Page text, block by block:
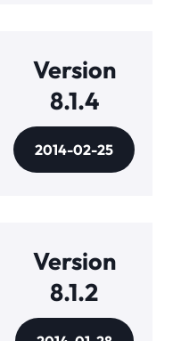
Version
8.1.4
2014-02-25
Version
8.1.2